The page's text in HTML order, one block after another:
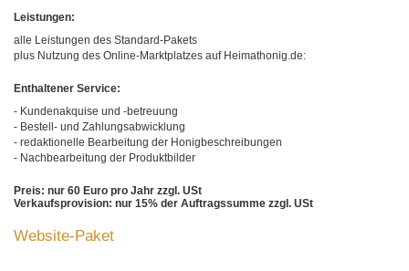
Leistungen:
alle Leistungen des Standard-Pakets
plus Nutzung des Online-Marktplatzes auf Heimathonig.de:
Enthaltener Service:
- Kundenakquise und -betreuung
- Bestell- und Zahlungsabwicklung
- redaktionelle Bearbeitung der Honigbeschreibungen
- Nachbearbeitung der Produktbilder
Preis: nur 60 Euro pro Jahr zzgl. USt
Verkaufsprovision: nur 15% der Auftragssumme zzgl. USt
Website-Paket